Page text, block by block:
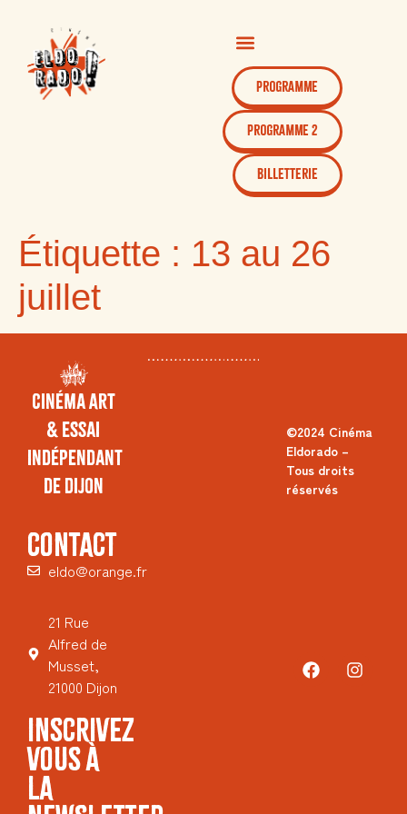
Programme
Programme 2
Billetterie
Étiquette : 13 au 26
juillet
Cinéma Art
& Essai
Indépendant
de Dijon
CONTACT
eldo@orange.fr
21 Rue
Alfred de
Musset,
21000 Dijon
INSCRIVEZ
VOUS À
LA
©2024 Cinéma
Eldorado –
Tous droits
réservés